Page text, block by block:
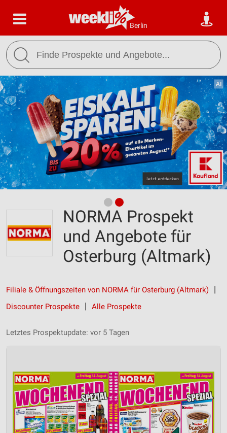
Berlin
NORMA Prospekt
und Angebote für
Osterburg (Altmark)
Filiale & Öffnungszeiten von NORMA für Osterburg (Altmark)
Discounter Prospekte
Alle Prospekte
Letztes Prospektupdate: vor 5 Tagen